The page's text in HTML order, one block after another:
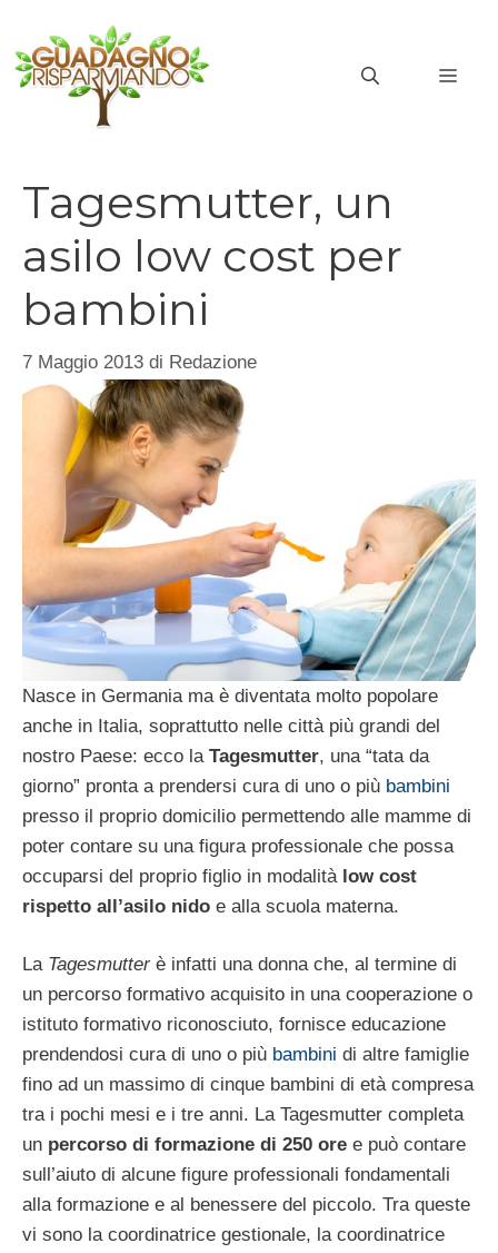
contenuto
Tagesmutter, un
asilo low cost per
bambini
7 Maggio 2013 di Redazione
Nasce in Germania ma è diventata molto popolare
anche in Italia, soprattutto nelle città più grandi del
nostro Paese: ecco la Tagesmutter, una “tata da
giorno” pronta a prendersi cura di uno o più bambini
presso il proprio domicilio permettendo alle mamme di
poter contare su una figura professionale che possa
occuparsi del proprio figlio in modalità low cost
rispetto all’asilo nido e alla scuola materna.
La Tagesmutterè infatti una donna che, al termine di
un percorso formativo acquisito in una cooperazione o
istituto formativo riconosciuto, fornisce educazione
prendendosi cura di uno o più bambini di altre famiglie
fino ad un massimo di cinque bambini di età compresa
tra i pochi mesi e i tre anni. La Tagesmutter completa
un percorso di formazione di 250 ore e può contare
sull’aiuto di alcune figure professionali fondamentali
alla formazione e al benessere del piccolo. Tra queste
vi sono la coordinatrice gestionale, la coordinatrice